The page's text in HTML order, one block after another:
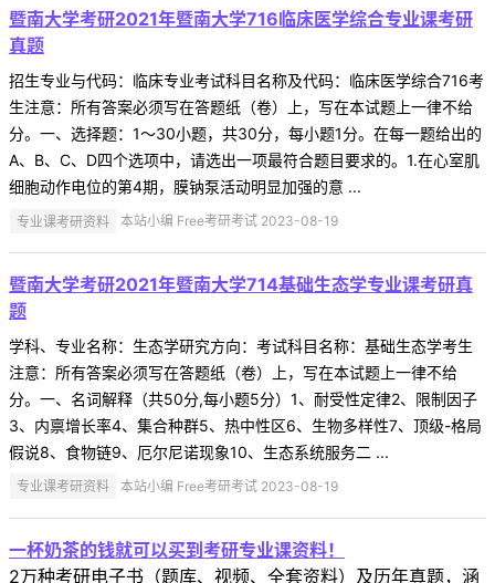
暨南大学考研2021年暨南大学716临床医学综合专业课考研
真题
招生专业与代码：临床专业考试科目名称及代码：临床医学综合716考
生注意：所有答案必须写在答题纸（卷）上，写在本试题上一律不给
分。一、选择题：1～30小题，共30分，每小题1分。在每一题给出的
A、B、C、D四个选项中，请选出一项最符合题目要求的。1.在心室肌
细胞动作电位的第4期，膜钠泵活动明显加强的意 ...
专业课考研资料 本站小编 Free考研考试 2023-08-19
暨南大学考研2021年暨南大学714基础生态学专业课考研真
题
学科、专业名称：生态学研究方向：考试科目名称：基础生态学考生
注意：所有答案必须写在答题纸（卷）上，写在本试题上一律不给
分。一、名词解释（共50分,每小题5分）1、耐受性定律2、限制因子
3、内禀增长率4、集合种群5、热中性区6、生物多样性7、顶级-格局
假说8、食物链9、厄尔尼诺现象10、生态系统服务二 ...
专业课考研资料 本站小编 Free考研考试 2023-08-19
一杯奶茶的钱就可以买到考研专业课资料！
2万种考研电子书（题库、视频、全套资料）及历年真题，涵